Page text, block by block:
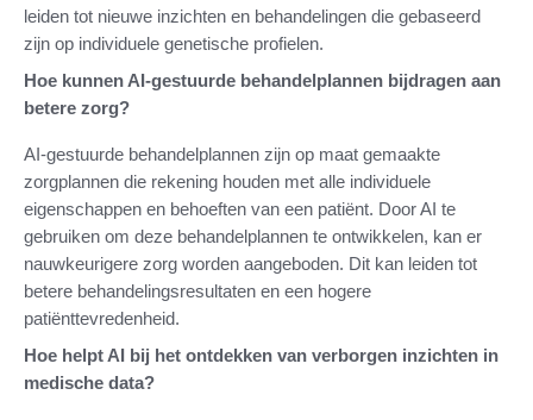
leiden tot nieuwe inzichten en behandelingen die gebaseerd
zijn op individuele genetische profielen.
Hoe kunnen AI-gestuurde behandelplannen bijdragen aan
betere zorg?
AI-gestuurde behandelplannen zijn op maat gemaakte
zorgplannen die rekening houden met alle individuele
eigenschappen en behoeften van een patiënt. Door AI te
gebruiken om deze behandelplannen te ontwikkelen, kan er
nauwkeurigere zorg worden aangeboden. Dit kan leiden tot
betere behandelingsresultaten en een hogere
patiënttevredenheid.
Hoe helpt AI bij het ontdekken van verborgen inzichten in
medische data?